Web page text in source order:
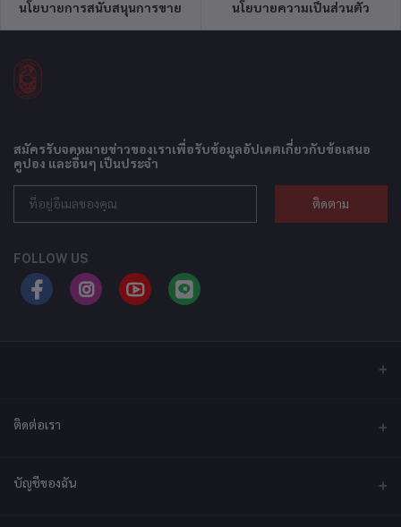
นโยบายการสนับสนุนการขาย นโยบายความเป็นส่วนตัว
สมัครรับจดหมายข่าวของเราเพื่อรับข้อมูลอัปเดตเกี่ยวกับข้อเสนอ
คูปอง และอื่นๆ เป็นประจำ
ติดตาม
FOLLOW US
ติดต่อเรา
ที่อยู่
บัญชีของฉัน